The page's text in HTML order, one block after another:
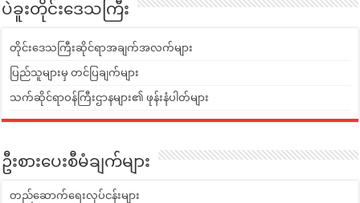
ပဲခူးတိုင်းဒေသကြီး
တိုင်းဒေသကြီးဆိုင်ရာအချက်အလက်များ
ပြည်သူများမှ တင်ပြချက်များ
သက်ဆိုင်ရာဝန်ကြီးဌာနများ၏ ဖုန်းနံပါတ်များ
ဦးစားပေးစီမံချက်များ
တည်ဆောက်ရေးလုပ်ငန်းများ